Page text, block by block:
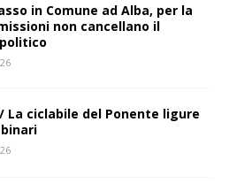
in Comune ad Alba, per la
non cancellano il
/ La ciclabile del Ponente ligure